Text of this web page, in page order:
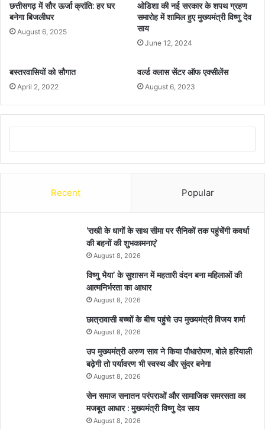
छत्तीसगढ़ में सौर ऊर्जा क्रांति: हर घर
बनेगा बिजलीघर
August 6, 2025
ओडिशा की नई सरकार के शपथ ग्रहण
समारोह में शामिल हुए मुख्यमंत्री विष्णु देव
साय
June 12, 2024
बस्तरवासियों को सौगात
April 2, 2022
वर्ल्ड क्लास सेंटर ऑफ एक्सीलेंस
August 6, 2023
Recent Popular
’राखी के धागों के साथ सीमा पर सैनिकों तक पहुंचेंगी कवर्धा
की बहनों की शुभकामनाएं’
August 8, 2026
विष्णु भैया’ के सुशासन में महतारी वंदन बना महिलाओं की
आत्मनिर्भरता का आधार
August 8, 2026
छात्रावासी बच्चों के बीच पहुंचे उप मुख्यमंत्री विजय शर्मा
August 8, 2026
उप मुख्यमंत्री अरुण साव ने किया पौधारोपण, बोले हरियाली
बढ़ेगी तो पर्यावरण भी स्वस्थ और सुंदर बनेगा
August 8, 2026
सेन समाज सनातन परंपराओं और सामाजिक समरसता का
मजबूत आधार : मुख्यमंत्री विष्णु देव साय
August 8, 2026